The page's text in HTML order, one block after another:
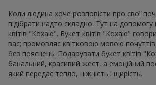
Коли людина хоче розповісти про свої
підібрати надто складно. Тут на
квітів "Кохаю". Букет квітів "Кохаю"
вас; промовляє квітковою мовою
без пояснень. Подарувати букет квітів
банальний, красивий жест, а емоційний
який передає тепло, ніжність і щирість.